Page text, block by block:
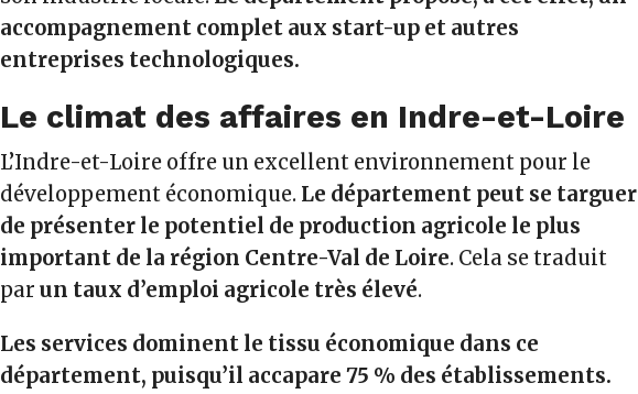
accompagnement complet aux start-up et autres
entreprises technologiques.
Le climat des affaires en Indre-et-Loire
L’Indre-et-Loire offre un excellent environnement pour le
développement économique. Le département peut se targuer
de présenter le potentiel de production agricole le plus
important de la région Centre-Val de Loire. Cela se traduit
parun taux d’emploi agricole très élevé.
Les services dominent le tissu économique dans ce
département, puisqu’il accapare 75 % des établissements.